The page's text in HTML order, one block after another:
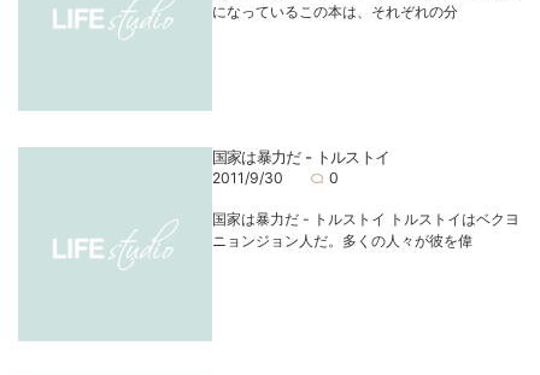
になっているこの本は、それぞれの分
国家は暴力だ - トルストイ
2011/9/30 0
国家は暴力だ - トルストイ トルストイはベクヨ
ニョンジョン人だ。多くの人々が彼を偉